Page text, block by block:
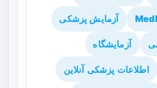
آزمایش پزشکی
آزمایشگاه
اطلاعات پزشکی آنلاین